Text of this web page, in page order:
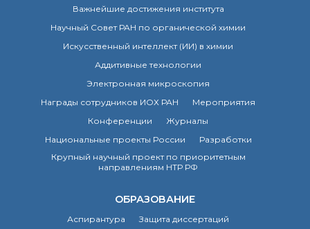
Новости института
Конференции
диссертационных
Новые лаборатории
Институт в СМИ
Конкурсы, премии
Конкурсы вакантных
должностей
Преподавательский
Важнейшие достижения института
Научный Совет РАН по органической химии
Искусственный интеллект (ИИ) в химии
Аддитивные технологии
Электронная микроскопия
Награды сотрудников ИОХ РАН
Мероприятия
Конференции
Журналы
Национальные проекты России
Разработки
Крупный научный проект по приоритетным
направлениям НТР РФ
ОБРАЗОВАНИЕ
Аспирантура
Защита диссертаций